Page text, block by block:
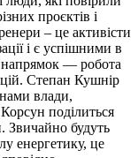
проєктів і
– це активісти
і є успішними в
напрямок — робота
Степан Кушнір
влади,
поділиться
Звичайно будуть
енергетику, це